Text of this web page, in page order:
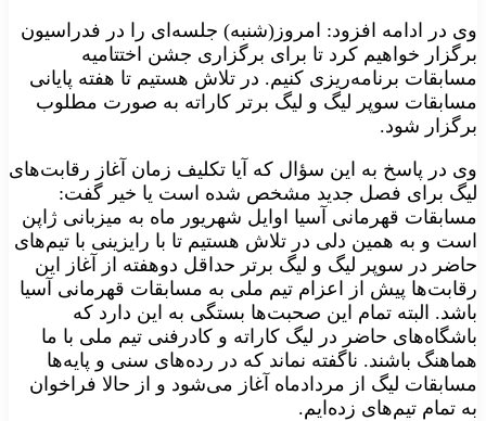
وی در ادامه افزود: امروز(شنبه) جلسه‌ای را در فدراسیون
برگزار خواهیم کرد تا برای برگزاری جشن اختتامیه
مسابقات برنامه‌ریزی کنیم. در تلاش هستیم تا هفته پایانی
مسابقات سوپر لیگ و لیگ برتر کاراته به صورت مطلوب
برگزار شود.
وی در پاسخ به این سؤال که آیا تکلیف زمان آغاز رقابت‌های
لیگ برای فصل جدید مشخص شده است یا خیر گفت:
مسابقات قهرمانی آسیا اوایل شهریور ماه به میزبانی ژاپن
است و به همین دلی در تلاش هستیم تا با رایزینی با تیم‌های
حاضر در سوپر لیگ و لیگ برتر حداقل دوهفته از آغاز این
رقابت‌ها پیش از اعزام تیم ملی به مسابقات قهرمانی آسیا
باشد. البته تمام این صحبت‌ها بستگی به این دارد که
باشگاه‌های حاضر در لیگ کاراته و کادرفنی تیم ملی با ما
هماهنگ باشند. ناگفته نماند که در رده‌های سنی و پایه‌ها
مسابقات لیگ از مرداد‌ماه آغاز می‌شود و از حالا فراخوان
به تمام تیم‌های زده‌ایم.